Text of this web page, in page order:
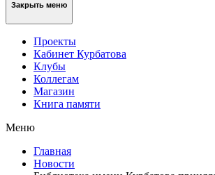
Закрыть меню
Проекты
Кабинет Курбатова
Клубы
Коллегам
Магазин
Книга памяти
Меню
Главная
Новости